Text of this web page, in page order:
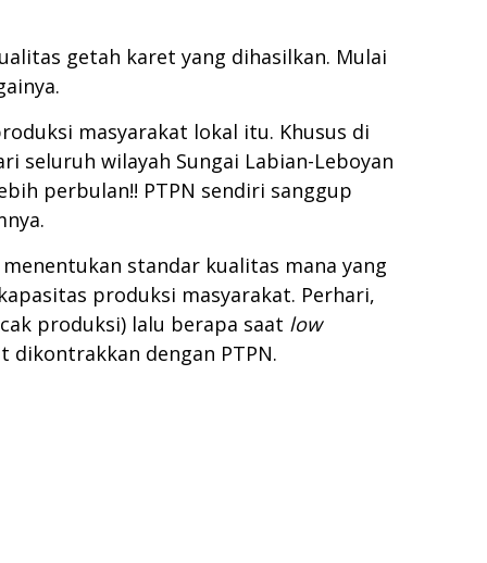
getah karet yang dihasilkan. Mulai
masyarakat lokal itu. Khusus di
seluruh wilayah Sungai Labian-Leboyan
perbulan!! PTPN sendiri sanggup
standar kualitas mana yang
produksi masyarakat. Perhari,
produksi) lalu berapa saat low
dikontrakkan dengan PTPN.